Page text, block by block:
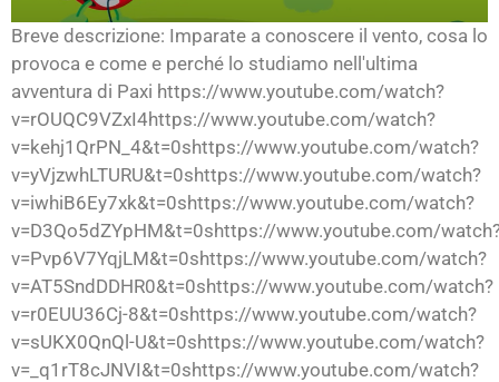
Breve descrizione: Imparate a conoscere il vento, cosa lo
provoca e come e perché lo studiamo nell'ultima
avventura di Paxi https://www.youtube.com/watch?
v=rOUQC9VZxI4https://www.youtube.com/watch?
v=kehj1QrPN_4&t=0shttps://www.youtube.com/watch?
v=yVjzwhLTURU&t=0shttps://www.youtube.com/watch?
v=iwhiB6Ey7xk&t=0shttps://www.youtube.com/watch?
v=D3Qo5dZYpHM&t=0shttps://www.youtube.com/
v=Pvp6V7YqjLM&t=0shttps://www.youtube.com/watch?
v=AT5SndDDHR0&t=0shttps://www.youtube.com/watch?
v=r0EUU36Cj-8&t=0shttps://www.youtube.com/watch?
v=sUKX0QnQl-U&t=0shttps://www.youtube.com/watch?
v=_q1rT8cJNVI&t=0shttps://www.youtube.com/watch?